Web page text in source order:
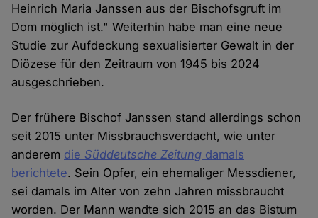
Heinrich Maria Janssen aus der Bischofsgruft im
Dom möglich ist." Weiterhin habe man eine neue
Studie zur Aufdeckung sexualisierter Gewalt in der
Diözese für den Zeitraum von 1945 bis 2024
ausgeschrieben.
Der frühere Bischof Janssen stand allerdings schon
seit 2015 unter Missbrauchsverdacht, wie unter
anderem die Süddeutsche Zeitung damals
berichtete. Sein Opfer, ein ehemaliger Messdiener,
sei damals im Alter von zehn Jahren missbraucht
worden. Der Mann wandte sich 2015 an das Bistum